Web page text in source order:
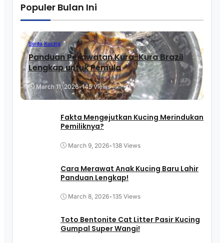
Populer Bulan Ini
Berita Kucing
Panduan Perawatan Kura-Kura Brazil
Lengkap untuk Pemula
March 11, 2026•145 Views
Fakta Mengejutkan Kucing Merindukan
Pemiliknya?
March 9, 2026•138 Views
Cara Merawat Anak Kucing Baru Lahir
Panduan Lengkap!
March 8, 2026•135 Views
Toto Bentonite Cat Litter Pasir Kucing
Gumpal Super Wangi!